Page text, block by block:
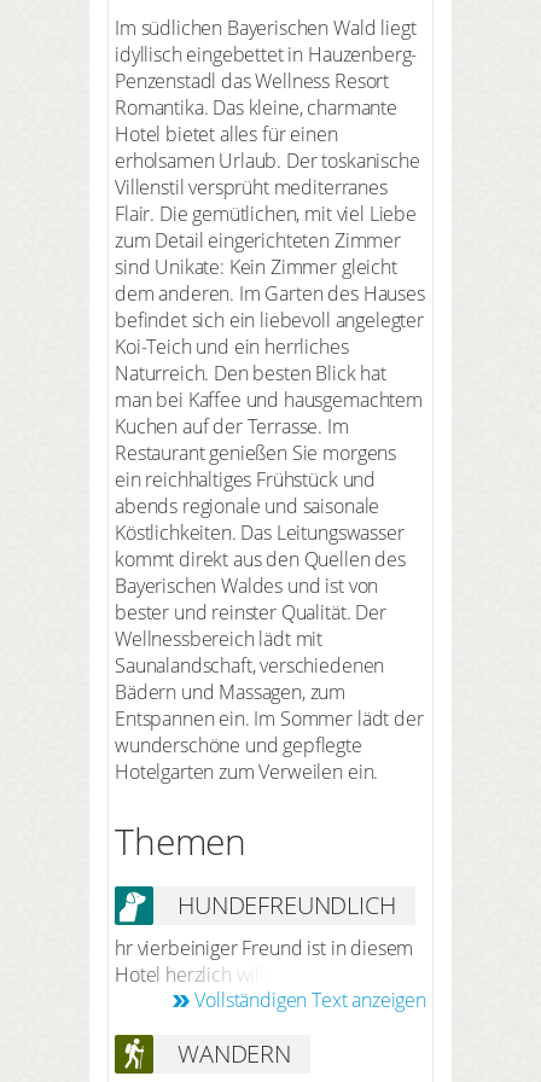
Im südlichen Bayerischen Wald liegt
idyllisch eingebettet in Hauzenberg-
Penzenstadl das Wellness Resort
Romantika. Das kleine, charmante
Hotel bietet alles für einen
erholsamen Urlaub. Der toskanische
Villenstil versprüht mediterranes
Flair. Die gemütlichen, mit viel Liebe
zum Detail eingerichteten Zimmer
sind Unikate: Kein Zimmer gleicht
dem anderen. Im Garten des Hauses
befindet sich ein liebevoll angelegter
Koi-Teich und ein herrliches
Naturreich. Den besten Blick hat
man bei Kaffee und hausgemachtem
Kuchen auf der Terrasse. Im
Restaurant genießen Sie morgens
ein reichhaltiges Frühstück und
abends regionale und saisonale
Köstlichkeiten. Das Leitungswasser
kommt direkt aus den Quellen des
Bayerischen Waldes und ist von
bester und reinster Qualität. Der
Wellnessbereich lädt mit
Saunalandschaft, verschiedenen
Bädern und Massagen, zum
Entspannen ein. Im Sommer lädt der
wunderschöne und gepflegte
Hotelgarten zum Verweilen ein.
Themen
HUNDEFREUNDLICH
hr vierbeiniger Freund ist in diesem
Hotel herzlich willkommen. Nach
vorheriger Anmeldung bei der
pro Hund/Nacht (ohne Futter). Ihr
Vollständigen Text anzeigen
WANDERN